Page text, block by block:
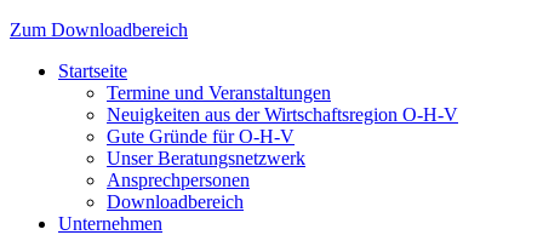
Zum Downloadbereich
Startseite
Termine und Veranstaltungen
Neuigkeiten aus der Wirtschaftsregion O-H-V
Gute Gründe für O-H-V
Unser Beratungsnetzwerk
Ansprechpersonen
Downloadbereich
Unternehmen